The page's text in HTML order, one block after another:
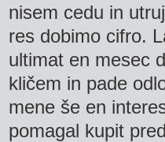
nisem cedu in
res dobimo cifro.
ultimat en mesec
kličem in pade
mene še en
pomagal kupit